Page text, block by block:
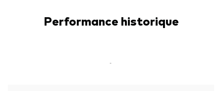
Performance historique
-